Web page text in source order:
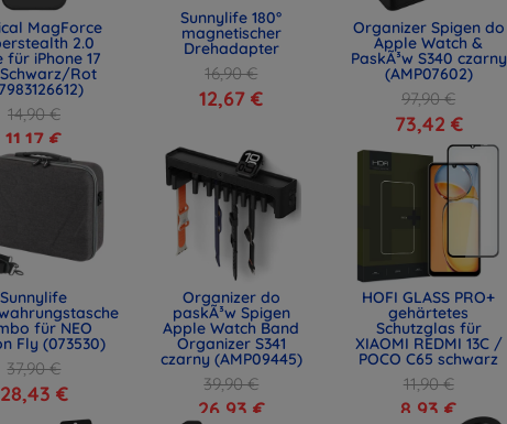
MagForce
2.0
für iPhone 17
Rot
14,90 €
11,17 €
Sunnylife
für NEO
Fly (073530)
37,90 €
28,43 €
Sunnylife 180°
magnetischer
Drehadapter
16,90 €
12,67 €
Organizer Spigen do
Apple Watch &
PaskÃ³w S340 czarny
(AMP07602)
97,90 €
73,42 €
Organizer do
paskÃ³w Spigen
Apple Watch Band
Organizer S341
czarny (AMP09445)
39,90 €
26,93 €
HOFI GLASS PRO+
gehärtetes
Schutzglas für
XIAOMI REDMI 13C /
POCO C65 schwarz
11,90 €
8,93 €